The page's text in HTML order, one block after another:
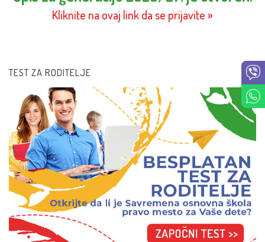
TEST ZA RODITELJE
Kliknite na ovaj link da se prijavite »